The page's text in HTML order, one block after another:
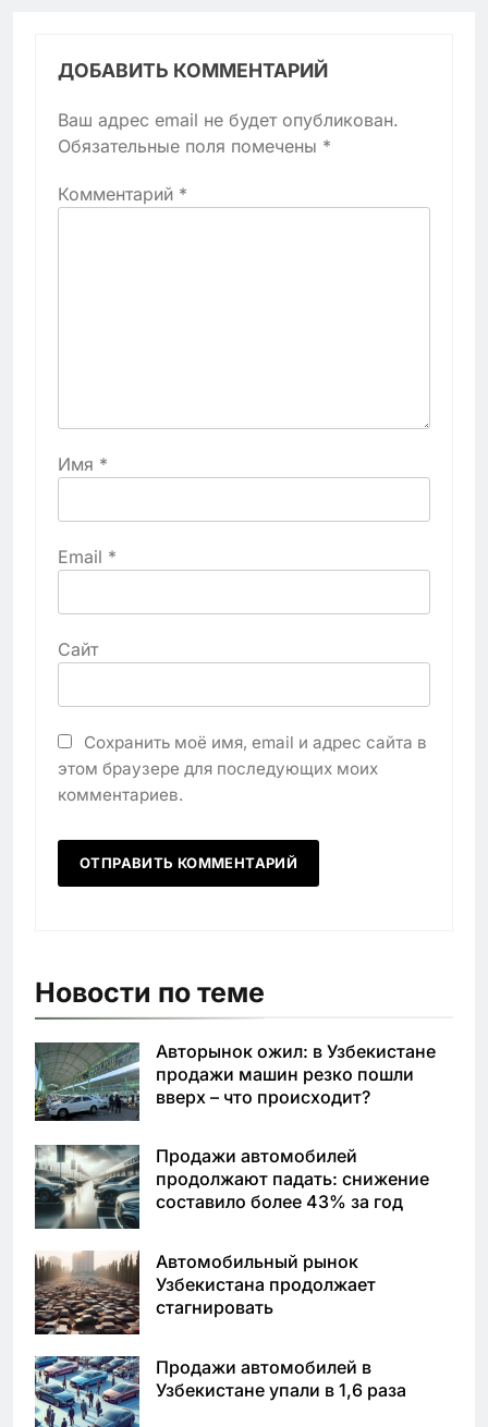
ДОБАВИТЬ КОММЕНТАРИЙ
Ваш адрес email не будет опубликован.
Обязательные поля помечены *
Комментарий *
Имя *
Email *
Сайт
Сохранить моё имя, email и адрес сайта в
этом браузере для последующих моих
комментариев.
Новости по теме
Авторынок ожил: в Узбекистане
продажи машин резко пошли
вверх – что происходит?
Продажи автомобилей
продолжают падать: снижение
составило более 43% за год
Автомобильный рынок
Узбекистана продолжает
стагнировать
Продажи автомобилей в
Узбекистане упали в 1,6 раза